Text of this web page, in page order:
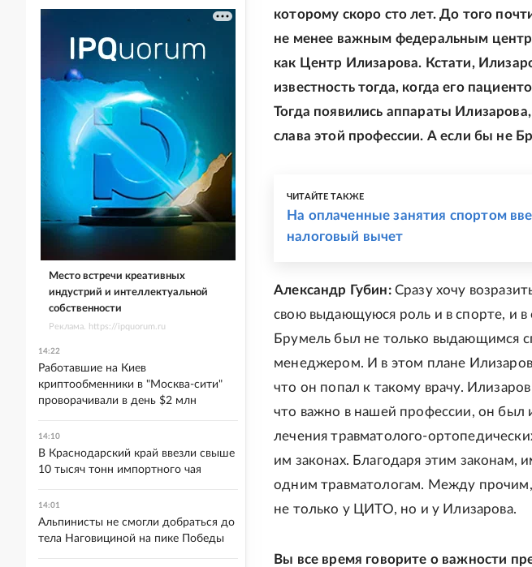
которому скоро сто лет. До того
не менее важным федеральным
как Центр Илизарова. Кстати,
известность тогда, когда его
Тогда появились аппараты
слава этой профессии. А если бы не
ЧИТАЙТЕ ТАКЖЕ
На оплаченные занятия спортом
налоговый вычет
Александр Губин:Сразу хочу
свою выдающуюся роль и в спорте, и в
Брумель был не только выдающимся
менеджером. И в этом плане
что он попал к такому врачу.
что важно в нашей профессии, он
лечения травматолого-
им законах. Благодаря этим законам,
одним травматологам. Между
не только у ЦИТО, но и у Илизарова.
Вы все время говорите о важности
Место встречи креативных
индустрий и интеллектуальной
собственности
Реклама. https://ipquorum.ru
14:22
Работавшие на Киев
криптообменники в "Москва-сити"
проворачивали в день $2 млн
14:10
В Краснодарский край ввезли свыше
10 тысяч тонн импортного чая
14:01
Альпинисты не смогли добраться до
тела Наговициной на пике Победы